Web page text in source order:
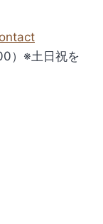
）※土日祝を